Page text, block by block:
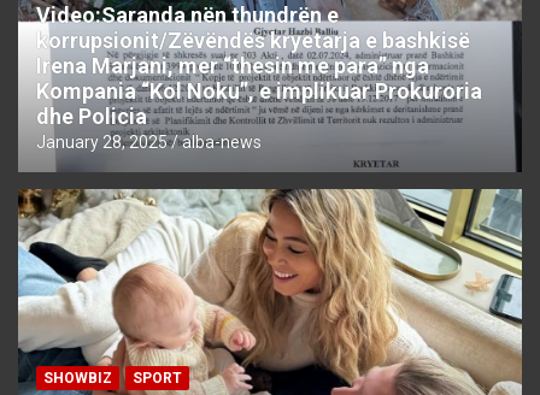
Video:Saranda nën thundrën e
korrupsionit/Zëvëndës kryetarja e bashkisë
Irena Marjani, mer “thesin me para” nga
Kompania “Kol Noku”, e implikuar Prokuroria
dhe Policia
January 28, 2025 alba-news
SHOWBIZ SPORT